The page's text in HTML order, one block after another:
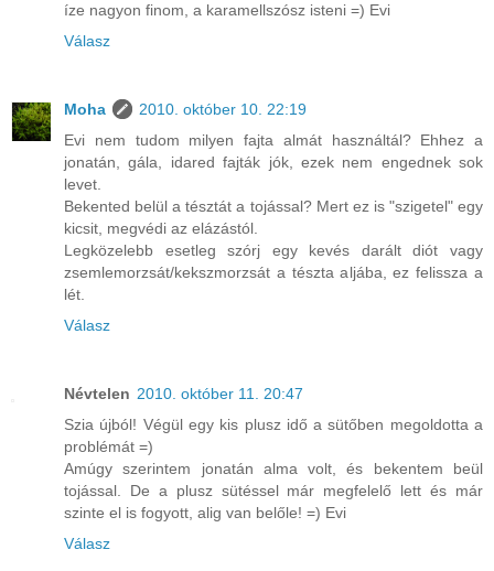
íze nagyon finom, a karamellszósz isteni =) Evi
Válasz
Moha
2010. október 10. 22:19
Evi nem tudom milyen fajta almát használtál? Ehhez a
jonatán, gála, idared fajták jók, ezek nem engednek sok
levet.
Bekented belül a tésztát a tojással? Mert ez is "szigetel" egy
kicsit, megvédi az elázástól.
Legközelebb esetleg szórj egy kevés darált diót vagy
zsemlemorzsát/kekszmorzsát a tészta aljába, ez felissza a
lét.
Válasz
Névtelen 2010. október 11. 20:47
Szia újból! Végül egy kis plusz idő a sütőben megoldotta a
problémát =)
Amúgy szerintem jonatán alma volt, és bekentem beül
tojással. De a plusz sütéssel már megfelelő lett és már
szinte el is fogyott, alig van belőle! =) Evi
Válasz